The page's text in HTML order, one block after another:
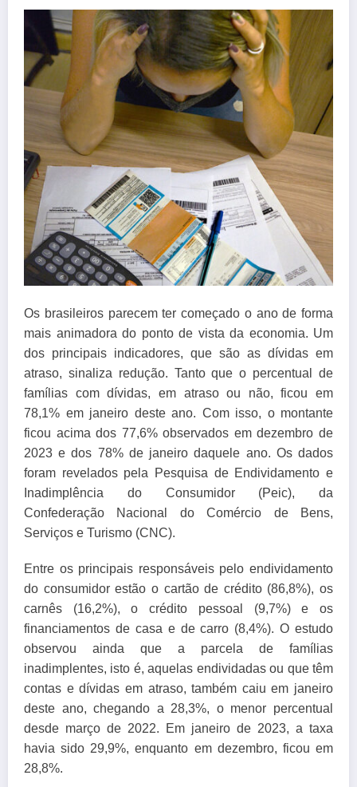
Os brasileiros parecem ter começado o ano de forma
mais animadora do ponto de vista da economia. Um
dos principais indicadores, que são as dívidas em
atraso, sinaliza redução. Tanto que o percentual de
famílias com dívidas, em atraso ou não, ficou em
78,1% em janeiro deste ano. Com isso, o montante
ficou acima dos 77,6% observados em dezembro de
2023 e dos 78% de janeiro daquele ano. Os dados
foram revelados pela Pesquisa de Endividamento e
Inadimplência do Consumidor (Peic), da
Confederação Nacional do Comércio de Bens,
Serviços e Turismo (CNC).
Entre os principais responsáveis pelo endividamento
do consumidor estão o cartão de crédito (86,8%), os
carnês (16,2%), o crédito pessoal (9,7%) e os
financiamentos de casa e de carro (8,4%). O estudo
observou ainda que a parcela de famílias
inadimplentes, isto é, aquelas endividadas ou que têm
contas e dívidas em atraso, também caiu em janeiro
deste ano, chegando a 28,3%, o menor percentual
desde março de 2022. Em janeiro de 2023, a taxa
havia sido 29,9%, enquanto em dezembro, ficou em
28,8%.